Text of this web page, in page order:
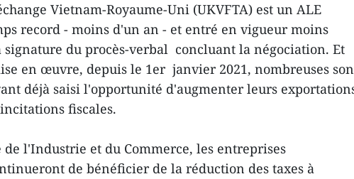
Vietnam-Royaume-Uni (UKVFTA) est un ALE
record - moins d'un an - et entré en vigueur moins
signature du procès-verbal concluant la négociation. Et
en œuvre, depuis le 1er janvier 2021, nombreuses
déjà saisi l'opportunité d'augmenter leurs
fiscales.
l'Industrie et du Commerce, les entreprises
de bénéficier de la réduction des taxes à